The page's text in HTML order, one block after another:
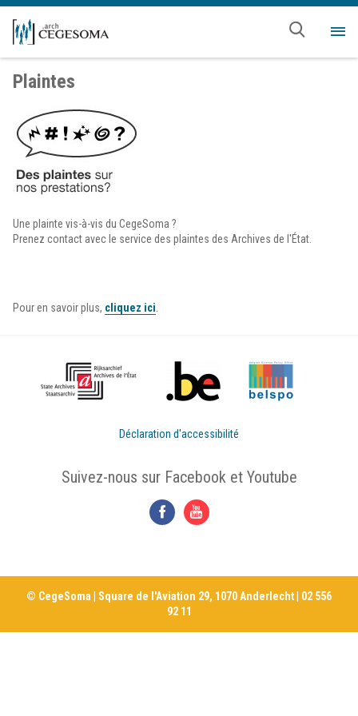
Aller au contenu principal
Plaintes
Une plainte vis-à-vis du CegeSoma ?
Prenez contact avec le service des plaintes des Archives de l'État.
Pour en savoir plus, cliquez ici
Déclaration d'accessibilité
Suivez-nous sur Facebook et Youtube
© CegeSoma | Square de l'Aviation 29, 1070 Anderlecht | 02 556
92 11